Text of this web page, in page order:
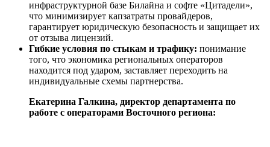
инфраструктурной базе Билайна и софте «Цитадели»,
что минимизирует капзатраты провайдеров,
гарантирует юридическую безопасность и защищает их
от отзыва лицензий.
Гибкие условия по стыкам и трафику: понимание
того, что экономика региональных операторов
находится под ударом, заставляет переходить на
индивидуальные схемы партнерства.
Екатерина Галкина, директор департамента по
работе с операторами Восточного региона: